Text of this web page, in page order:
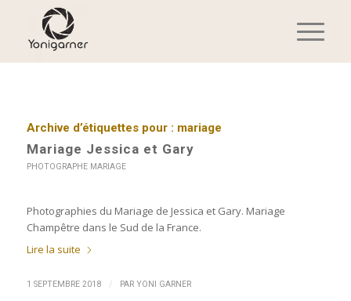
Archive d’étiquettes pour : mariage
Mariage Jessica et Gary
PHOTOGRAPHE MARIAGE
Photographies du Mariage de Jessica et Gary. Mariage
Champêtre dans le Sud de la France.
Lire la suite
1 SEPTEMBRE 2018 / PAR YONI GARNER